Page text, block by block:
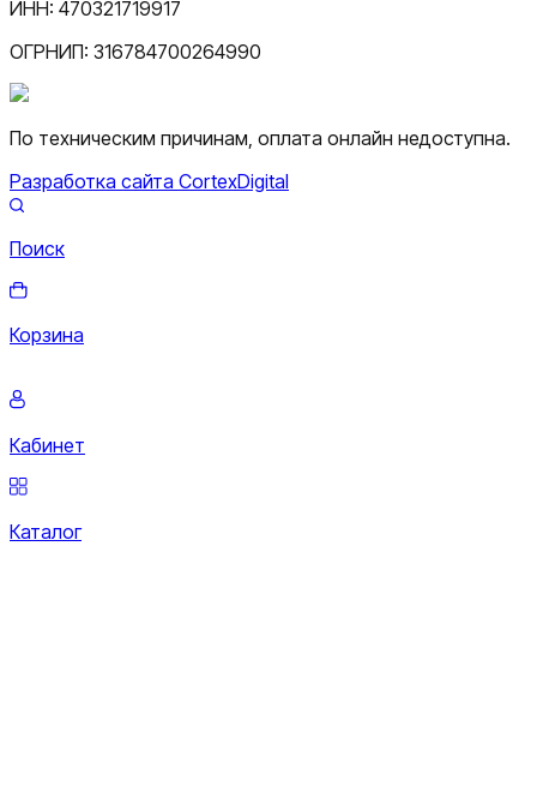
ИНН: 470321719917
ОГРНИП: 316784700264990
По техническим причинам, оплата онлайн недоступна.
Разработка сайта CortexDigital
Поиск
Корзина
Кабинет
Каталог